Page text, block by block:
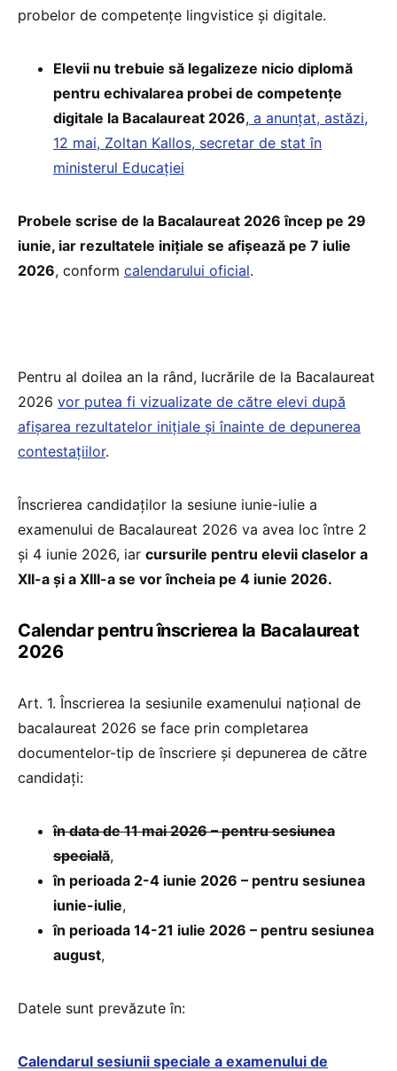
probelor de competențe lingvistice și digitale.
Elevii nu trebuie să legalizeze nicio diplomă
pentru echivalarea probei de competențe
digitale la Bacalaureat 2026, a anunțat, astăzi,
12 mai, Zoltan Kallos, secretar de stat în
ministerul Educației
Probele scrise de la Bacalaureat 2026 încep pe 29
iunie, iar rezultatele inițiale se afișează pe 7 iulie
2026, conform calendarului oficial.
Pentru al doilea an la rând, lucrările de la Bacalaureat
2026 vor putea fi vizualizate de către elevi după
afișarea rezultatelor inițiale și înainte de depunerea
contestațiilor.
Înscrierea candidaților la sesiune iunie-iulie a
examenului de Bacalaureat 2026 va avea loc între 2
și 4 iunie 2026, iar cursurile pentru elevii claselor a
XII-a și a XIII-a se vor încheia pe 4 iunie 2026.
Calendar pentru înscrierea la Bacalaureat
2026
Art. 1. Înscrierea la sesiunile examenului național de
bacalaureat 2026 se face prin completarea
documentelor-tip de înscriere și depunerea de către
candidați:
în data de 11 mai 2026 – pentru sesiunea
specială,
în perioada 2-4 iunie 2026 – pentru sesiunea
iunie-iulie,
în perioada 14-21 iulie 2026 – pentru sesiunea
august,
Datele sunt prevăzute în:
Calendarul sesiunii speciale a examenului de